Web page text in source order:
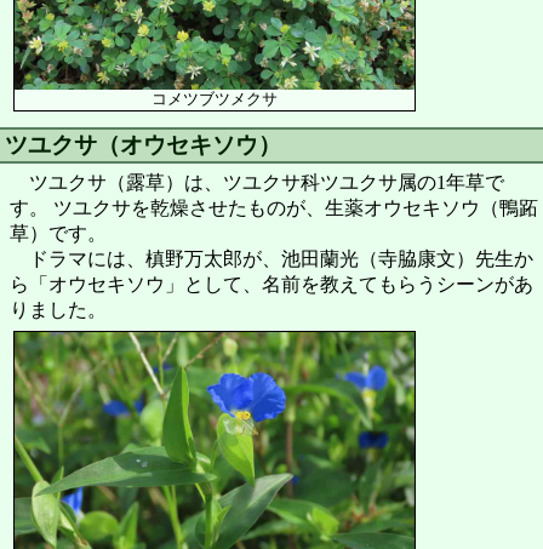
コメツブツメクサ
ツユクサ（オウセキソウ）
ツユクサ（露草）は、ツユクサ科ツユクサ属の1年草で
す。 ツユクサを乾燥させたものが、生薬オウセキソウ（鴨跖
草）です。
ドラマには、槙野万太郎が、池田蘭光（寺脇康文）先生か
ら「オウセキソウ」として、名前を教えてもらうシーンがあ
りました。